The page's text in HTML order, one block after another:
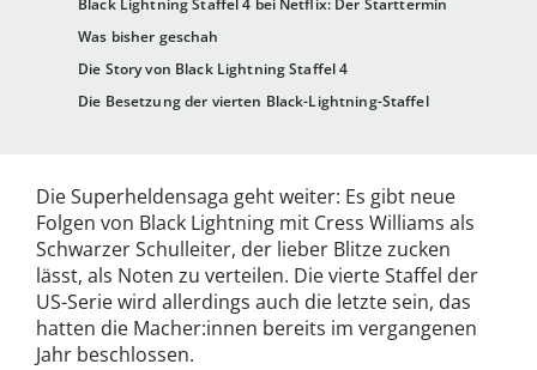
Black Lightning Staffel 4 bei Netflix: Der Starttermin
Was bisher geschah
Die Story von Black Lightning Staffel 4
Die Besetzung der vierten Black-Lightning-Staffel
Die Superheldensaga geht weiter: Es gibt neue
Folgen von Black Lightning mit Cress Williams als
Schwarzer Schulleiter, der lieber Blitze zucken
lässt, als Noten zu verteilen. Die vierte Staffel der
US-Serie wird allerdings auch die letzte sein, das
hatten die Macher:innen bereits im vergangenen
Jahr beschlossen.